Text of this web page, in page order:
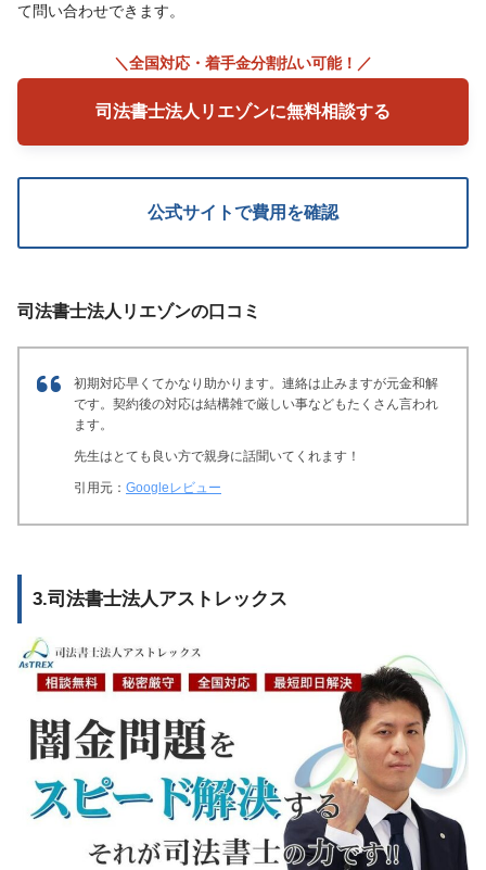
て問い合わせできます。
＼全国対応・着手金分割払い可能！／
司法書士法人リエゾンに無料相談する
公式サイトで費用を確認
司法書士法人リエゾンの口コミ
初期対応早くてかなり助かります。連絡は止みますが元金和解
です。契約後の対応は結構雑で厳しい事などもたくさん言われ
ます。
先生はとても良い方で親身に話聞いてくれます！
引用元： Googleレビュー
3.司法書士法人アストレックス